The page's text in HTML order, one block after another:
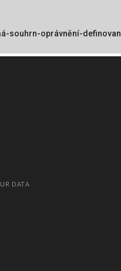
souhrn-oprávnění-
DATA